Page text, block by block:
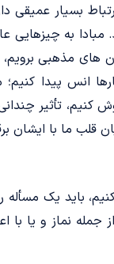
بسیار عمیقی
به چیزهایی
مذهبی برویم،
انس پیدا
کنیم، تأثیر
ما با ایشان
باید یک مسأله
جمله نماز و یا